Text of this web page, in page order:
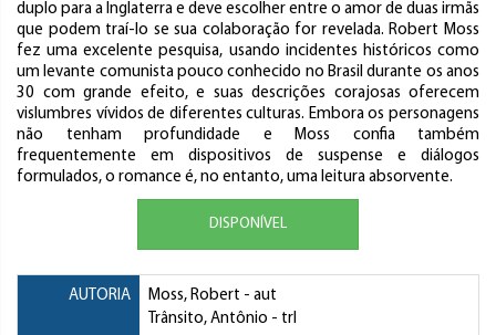
duplo para a Inglaterra e deve escolher entre o amor de duas irmãs
que podem traí-lo se sua colaboração for revelada. Robert Moss
fez uma excelente pesquisa, usando incidentes históricos como
um levante comunista pouco conhecido no Brasil durante os anos
30 com grande efeito, e suas descrições corajosas oferecem
vislumbres vívidos de diferentes culturas. Embora os personagens
não tenham profundidade e Moss confia também
frequentemente em dispositivos de suspense e diálogos
formulados, o romance é, no entanto, uma leitura absorvente.
DISPONÍVEL
AUTORIA Moss, Robert - aut
Trânsito, Antônio - trl